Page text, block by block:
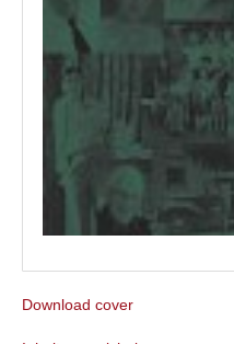
Download cover